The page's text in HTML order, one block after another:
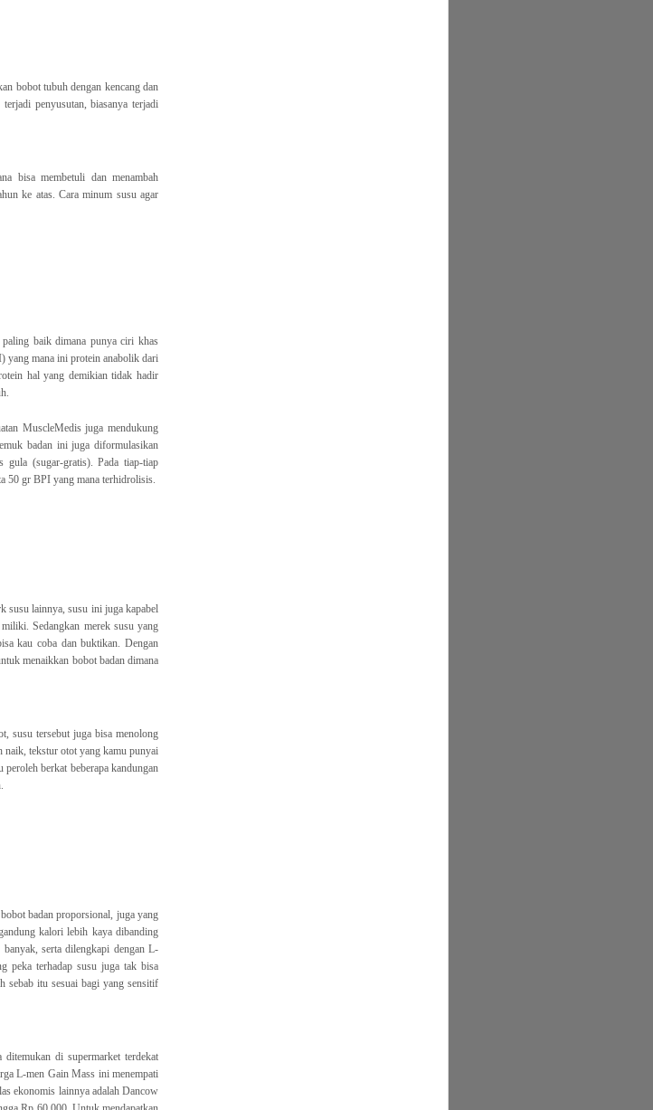
bobot tubuh dengan kencang dan
penyusutan, biasanya terjadi
bisa membetuli dan menambah
ke atas. Cara minum susu agar
baik dimana punya ciri khas
yang mana ini protein anabolik dari
hal yang demikian tidak hadir
MuscleMedis juga mendukung
badan ini juga diformulasikan
gula (sugar-gratis). Pada tiap-tiap
50 gr BPI yang mana terhidrolisis.
susu lainnya, susu ini juga kapabel
Sedangkan merek susu yang
kau coba dan buktikan. Dengan
menaikkan bobot badan dimana
susu tersebut juga bisa menolong
tekstur otot yang kamu punyai
berkat beberapa kandungan
badan proporsional, juga yang
kalori lebih kaya dibanding
serta dilengkapi dengan L-
peka terhadap susu juga tak bisa
sebab itu sesuai bagi yang sensitif
di supermarket terdekat
L-men Gain Mass ini menempati
ekonomis lainnya adalah Dancow